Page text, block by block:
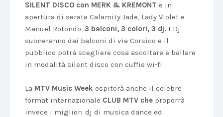
SILENT DISCO con MERK & KREMONT e in
apertura di serata Calamity Jade, Lady Violet e
Manuel Rotondo. 3 balconi, 3 colori, 3 dj. I Dj
suoneranno dai balconi di via Corsico e il
pubblico potrà scegliere cosa ascoltare e ballare
in modalità silent disco con cuffie wi-fi.
La MTV Music Week ospiterà anche il celebre
format internazionale CLUB MTV che proporrà
invece i migliori dj di musica dance ed